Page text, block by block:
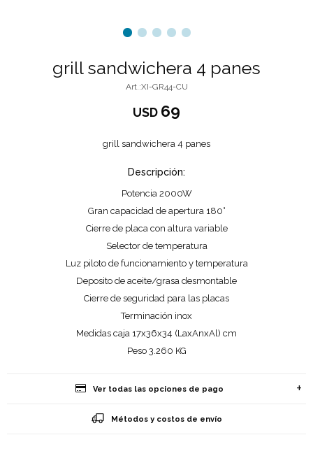
grill sandwichera 4 panes
XI-GR44-CU
USD 69
grill sandwichera 4 panes
Descripción:
Potencia 2000W
Gran capacidad de apertura 180°
Cierre de placa con altura variable
Selector de temperatura
Luz piloto de funcionamiento y temperatura
Deposito de aceite/grasa desmontable
Cierre de seguridad para las placas
Terminación inox
Medidas caja 17x36x34 (LaxAnxAl) cm
Peso 3.260 KG
Ver todas las opciones de pago
Métodos y costos de envío